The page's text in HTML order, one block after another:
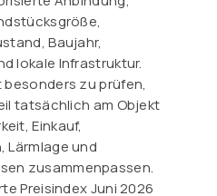
Baujahr,
lokale Infrastruktur.
besonders zu prüfen,
tatsächlich am Objekt
Einkauf,
Lärmlage und
zusammenpassen.
Preisindex Juni 2026